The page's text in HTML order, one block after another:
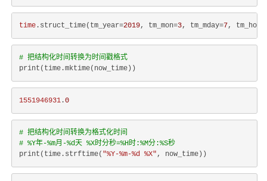
time .struct_time(tm_year=2019, tm_mon=3, tm_mday=7,
# 把结构化时间转换为时间戳格式
1551946931 .0
# 把结构化时间转换为格式化时间
# %Y年-%m月-%d天 %X时分秒=%H时:%M分:%S秒
print(time.strftime( "%Y-%m-%d %X"